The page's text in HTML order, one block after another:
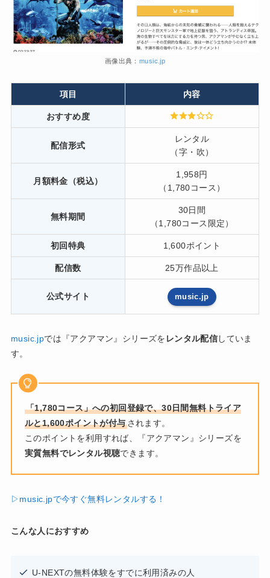
画像出典： music.jp
項目 内容
おすすめ度
配信形式
レンタル
（字・吹）
月額料金（税込）
1,958円
（1,780コース）
無料期間
30日間
（1,780コース限定）
初回特典 1,600ポイント
配信数 25万作品以上
公式サイト music.jp
music.jpでは『アクアマン』シリーズを レンタル配信していま
す。
「1,780コース」への初回登録で、30日間無料トライア
ルと1,600ポイントが付与されます。
このポイントを利用すれば、『アクアマン』シリーズを
実質無料でレンタル視聴できます。
▷music.jpで今すぐ無料レンタルする！
こんな人におすすめ
U-NEXTの無料体験をすでに利用済みの人